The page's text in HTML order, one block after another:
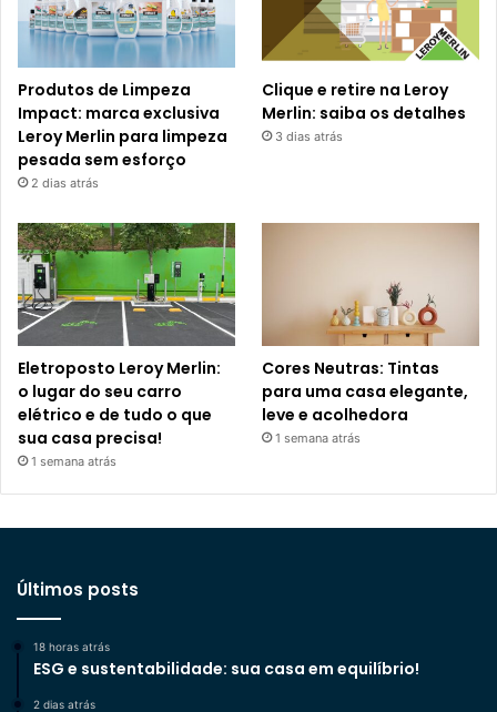
Produtos de Limpeza
Impact: marca exclusiva
Leroy Merlin para limpeza
pesada sem esforço
2 dias atrás
Clique e retire na Leroy
Merlin: saiba os detalhes
3 dias atrás
Eletroposto Leroy Merlin:
o lugar do seu carro
elétrico e de tudo o que
sua casa precisa!
1 semana atrás
Cores Neutras: Tintas
para uma casa elegante,
leve e acolhedora
1 semana atrás
Últimos posts
18 horas atrás
ESG e sustentabilidade: sua casa em equilíbrio!
2 dias atrás